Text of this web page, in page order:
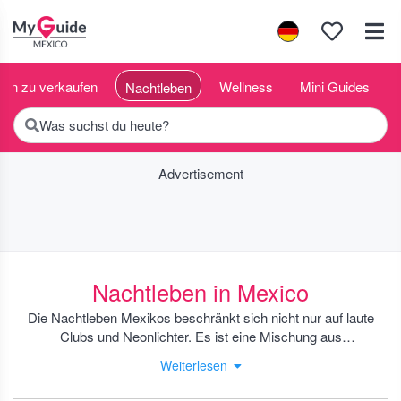
zu verkaufen Nachtleben Wellness Mini Guides
Was suchst du heute?
Advertisement
Nachtleben in Mexico
Die Nachtleben Mexikos beschränkt sich nicht nur auf laute
Clubs und Neonlichter. Es ist eine Mischung aus
Geplänkel, Pulquerías, in denen sich Einheimische über ein
Weiterlesen